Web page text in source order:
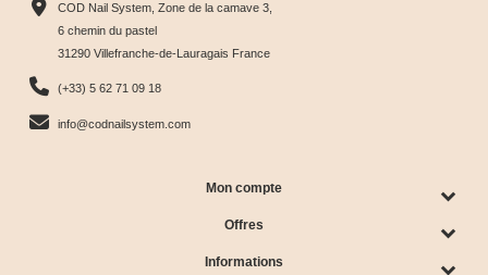
COD Nail System, Zone de la camave 3,
6 chemin du pastel
31290 Villefranche-de-Lauragais France
(+33) 5 62 71 09 18
info@codnailsystem.com
Mon compte
Offres
Informations